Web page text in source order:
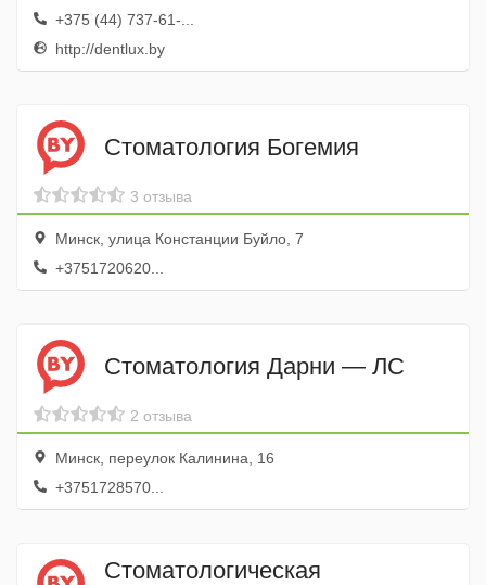
+375 (44) 737-61-...
http://dentlux.by
Стоматология Богемия
3 отзыва
Минск, улица Констанции Буйло, 7
+3751720620...
Стоматология Дарни — ЛС
2 отзыва
Минск, переулок Калинина, 16
+3751728570...
Стоматологическая